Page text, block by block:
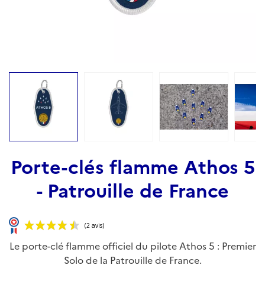
Porte-clés flamme Athos 5
- Patrouille de France
Le porte-clé flamme officiel du pilote Athos 5 : Premier
Solo de la Patrouille de France.